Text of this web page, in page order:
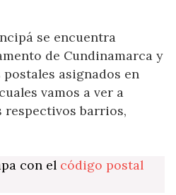
se encuentra
de Cundinamarca y
asignados en
vamos a ver a
barrios,
con el código postal